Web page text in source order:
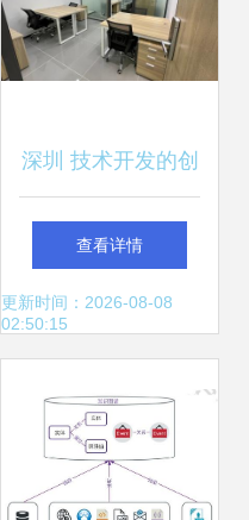
深圳 技术开发的创
新高地
查看详情
更新时间：2026-08-08
02:50:15